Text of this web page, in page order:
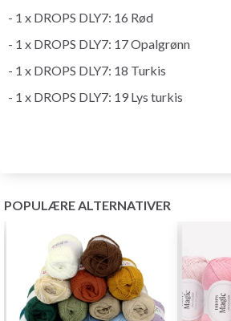
- 1 x DROPS DLY7: 16 Rød
- 1 x DROPS DLY7: 17 Opalgrønn
- 1 x DROPS DLY7: 18 Turkis
- 1 x DROPS DLY7: 19 Lys turkis
POPULÆRE ALTERNATIVER